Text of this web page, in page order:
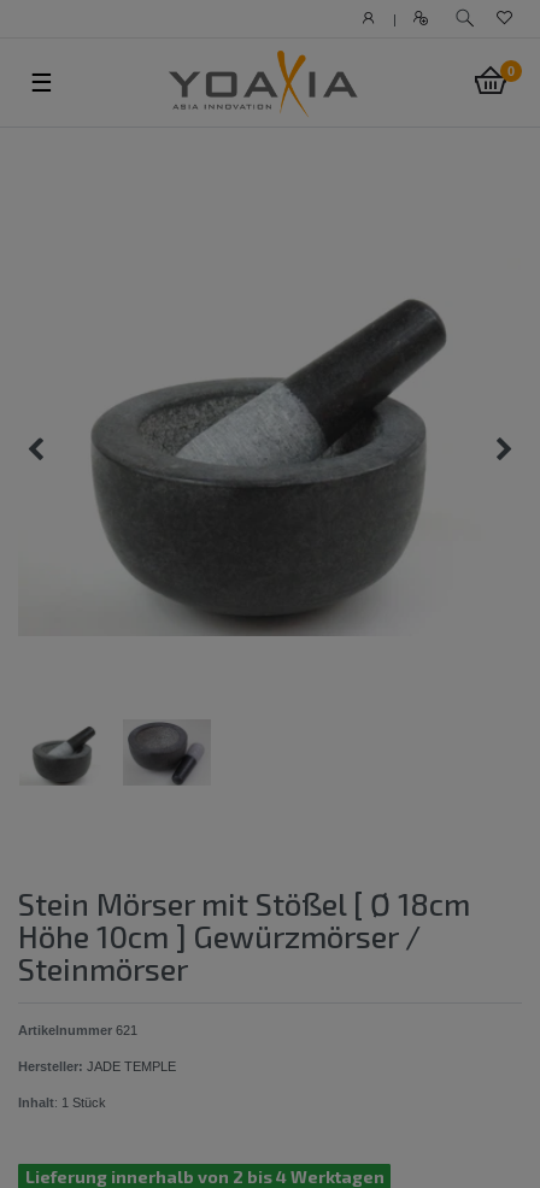
|
0
☰
Stein Mörser mit Stößel [ Ø 18cm
Höhe 10cm ] Gewürzmörser /
Steinmörser
Artikelnummer 621
Hersteller: JADE TEMPLE
Inhalt: 1 Stück
Lieferung innerhalb von 2 bis 4 Werktagen